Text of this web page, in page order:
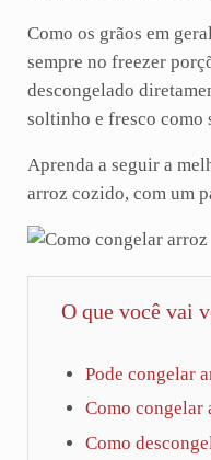
Como os grãos em
sempre no freezer
descongelado
soltinho e fresco como
Aprenda a seguir a
arroz cozido, com um
O que você vai
Pode congelar
Como congelar
Como